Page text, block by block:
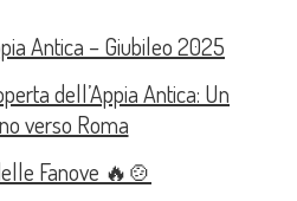
Antica – Giubileo 2025
dell’Appia Antica: Un
verso Roma
Fanove 🔥🍲